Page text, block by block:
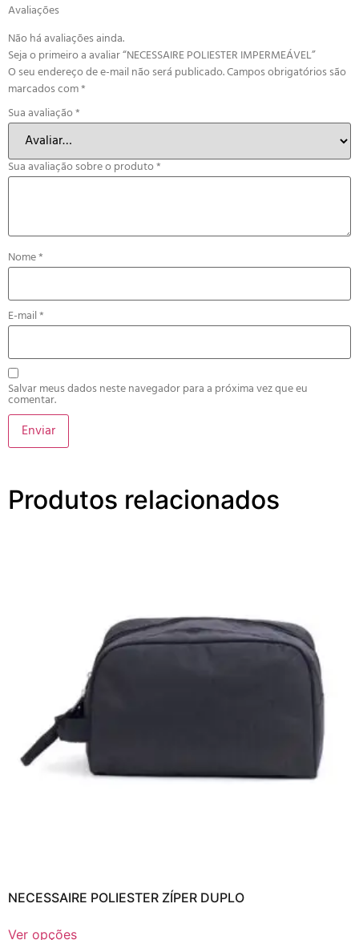
Avaliações
Não há avaliações ainda.
Seja o primeiro a avaliar “NECESSAIRE POLIESTER IMPERMEÁVEL”
O seu endereço de e-mail não será publicado.Campos obrigatórios são
marcados com*
Sua avaliação*
Sua avaliação sobre o produto*
Nome*
E-mail*
Salvar meus dados neste navegador para a próxima vez que eu
comentar.
Produtos relacionados
NECESSAIRE POLIESTER ZÍPER DUPLO
Ver opções